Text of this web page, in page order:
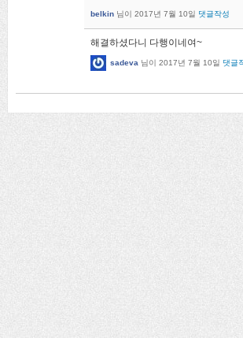
belkin 님이 2017년 7월 10일 댓글작성
해결하셨다니 다행이네여~
sadeva 님이 2017년 7월 10일 댓글